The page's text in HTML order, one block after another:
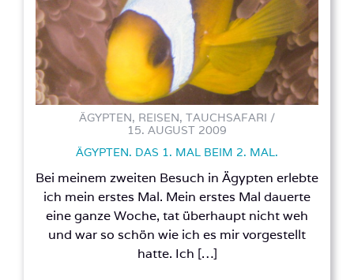
ÄGYPTEN, REISEN, TAUCHSAFARI /
15. AUGUST 2009
ÄGYPTEN. DAS 1. MAL BEIM 2. MAL.
Bei meinem zweiten Besuch in Ägypten erlebte
ich mein erstes Mal. Mein erstes Mal dauerte
eine ganze Woche, tat überhaupt nicht weh
und war so schön wie ich es mir vorgestellt
hatte. Ich […]